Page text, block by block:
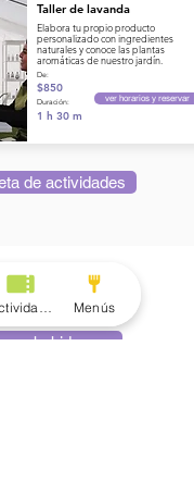
Taller de lavanda
Elabora tu propio producto
personalizado con ingredientes
naturales y conoce las plantas
aromáticas de nuestro jardín.
ver horarios y reservar
De:
$850
Duración:
1 h 30 m
de actividades
menús
y bebidas
Menús